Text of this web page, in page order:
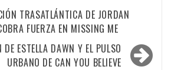
TRASATLÁNTICA DE JORDAN
FUERZA EN MISSING ME
DE ESTELLA DAWN Y EL PULSO
URBANO DE CAN YOU BELIEVE